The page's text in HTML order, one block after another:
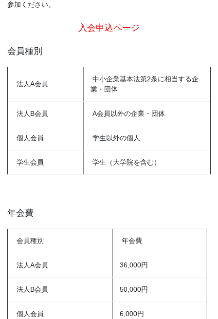
参加ください。
入会申込ページ
会員種別
法人A会員
中小企業基本法第2条に相当する企
業・団体
法人B会員 A会員以外の企業・団体
個人会員 学生以外の個人
学生会員 学生（大学院を含む）
年会費
会員種別 年会費
法人A会員 36,000円
法人B会員 50,000円
個人会員 6,000円